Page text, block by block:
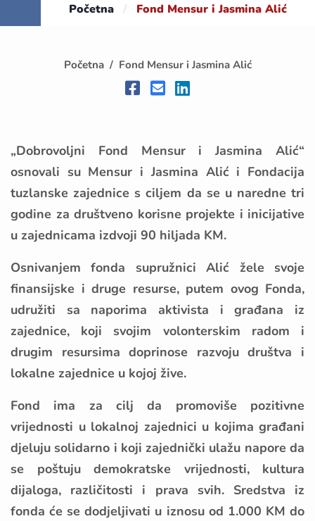
Početna / Fond Mensur i Jasmina Alić
Početna Fond Mensur i Jasmina Alić
„Dobrovoljni Fond Mensur i Jasmina Alić“
osnovali su Mensur i Jasmina Alić i Fondacija
tuzlanske zajednice s ciljem da se u naredne tri
godine za društveno korisne projekte i inicijative
u zajednicama izdvoji 90 hiljada KM.
Osnivanjem fonda supružnici Alić žele svoje
finansijske i druge resurse, putem ovog Fonda,
udružiti sa naporima aktivista i građana iz
zajednice, koji svojim volonterskim radom i
drugim resursima doprinose razvoju društva i
lokalne zajednice u kojoj žive.
Fond ima za cilj da promoviše pozitivne
vrijednosti u lokalnoj zajednici u kojima građani
djeluju solidarno i koji zajednički ulažu napore da
se poštuju demokratske vrijednosti, kultura
dijaloga, različitosti i prava svih. Sredstva iz
fonda će se dodjeljivati u iznosu od 1.000 KM do